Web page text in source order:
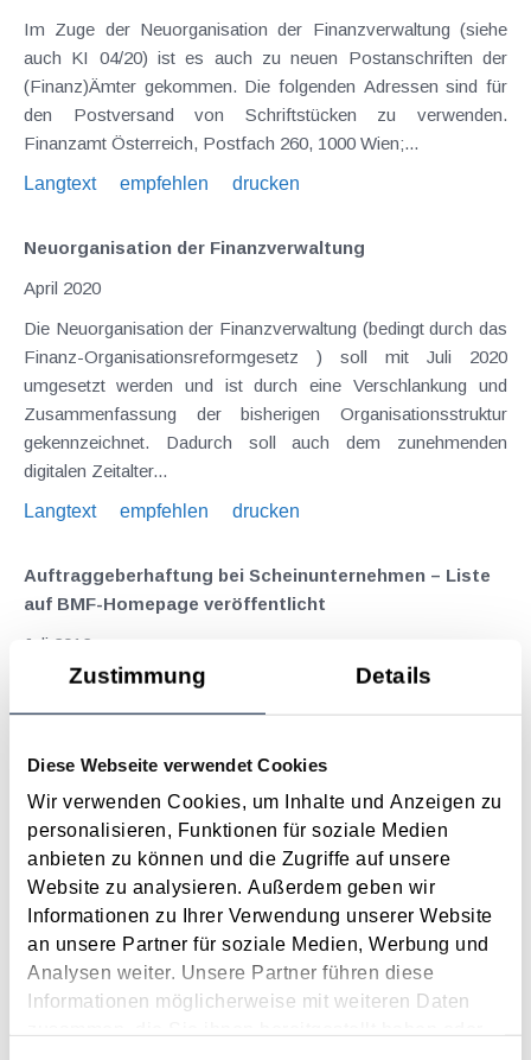
Zustimmung Details
Diese Webseite verwendet Cookies
Wir verwenden Cookies, um Inhalte und Anzeigen zu
personalisieren, Funktionen für soziale Medien
anbieten zu können und die Zugriffe auf unsere
Website zu analysieren. Außerdem geben wir
Informationen zu Ihrer Verwendung unserer Website
an unsere Partner für soziale Medien, Werbung und
Analysen weiter. Unsere Partner führen diese
Informationen möglicherweise mit weiteren Daten
Im Zuge der Neuorganisation der Finanzverwaltung (siehe
auch KI 04/20) ist es auch zu neuen Postanschriften der
(Finanz)Ämter gekommen. Die folgenden Adressen sind für
den Postversand von Schriftstücken zu verwenden.
Finanzamt Österreich, Postfach 260, 1000 Wien;...
Langtext
empfehlen drucken
Neuorganisation der Finanzverwaltung
April 2020
Die Neuorganisation der Finanzverwaltung (bedingt durch das
Finanz-Organisationsreformgesetz ) soll mit Juli 2020
umgesetzt werden und ist durch eine Verschlankung und
Zusammenfassung der bisherigen Organisationsstruktur
gekennzeichnet. Dadurch soll auch dem zunehmenden
digitalen Zeitalter...
Langtext
empfehlen drucken
Auftraggeberhaftung bei Scheinunternehmen – Liste
auf BMF-Homepage veröffentlicht
Juli 2016
Das mit 2016 in Kraft getretene
Sozialbetrugsbekämpfungsgesetz (SBBG) hat die
insbesondere durch Scheinunternehmen hervorgerufen wird,
zum Ziel. Unter Sozialbetrug versteht man strafrechtlich
verbotene Handlungen wie etwa die...
Langtext
empfehlen drucken
Steuerreform kompakt IV - Registrierkassenpflicht
Dezember 2015
Als Gegenfinanzierungsmaßnahme und im Sinne der
Betrugsbekämpfung wird beginnend mit 1. Jänner 2016 die